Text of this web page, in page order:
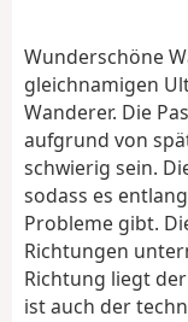
Wunderschöne
gleichnamigen
Wanderer. Die
aufgrund von
schwierig sein.
sodass es
Probleme gibt.
Richtungen
Richtung liegt
ist auch der